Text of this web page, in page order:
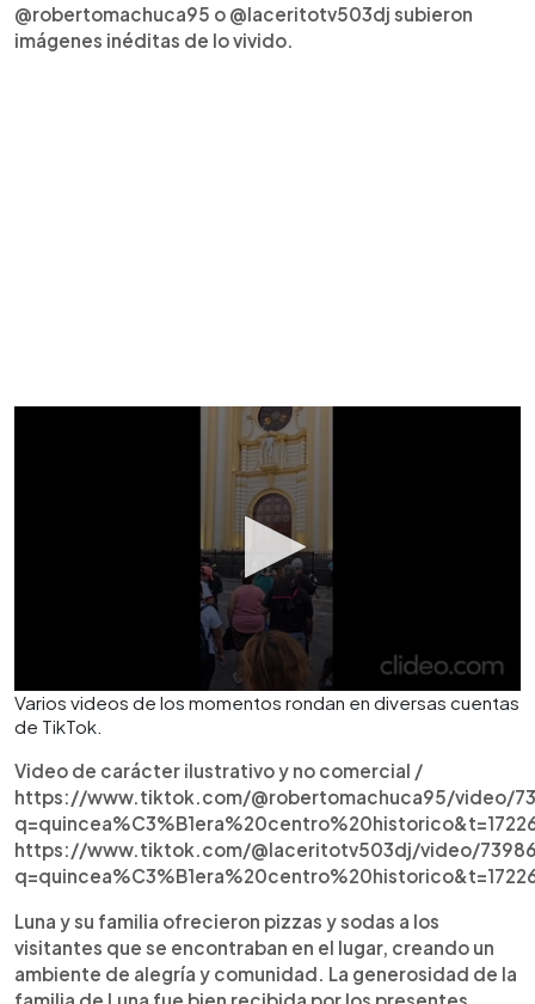
@robertomachuca95 o @laceritotv503dj subieron
imágenes inéditas de lo vivido.
Varios videos de los momentos rondan en diversas cuentas
de TikTok.
Video de carácter ilustrativo y no comercial /
https://www.tiktok.com/@robertomachuca95/video/
https://www.tiktok.com/@laceritotv503dj/video/
Luna y su familia ofrecieron pizzas y sodas a los
visitantes que se encontraban en el lugar, creando un
ambiente de alegría y comunidad. La generosidad de la